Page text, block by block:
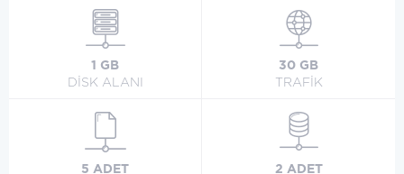
1 GB
DİSK ALANI
30 GB
TRAFİK
5 ADET
2 ADET